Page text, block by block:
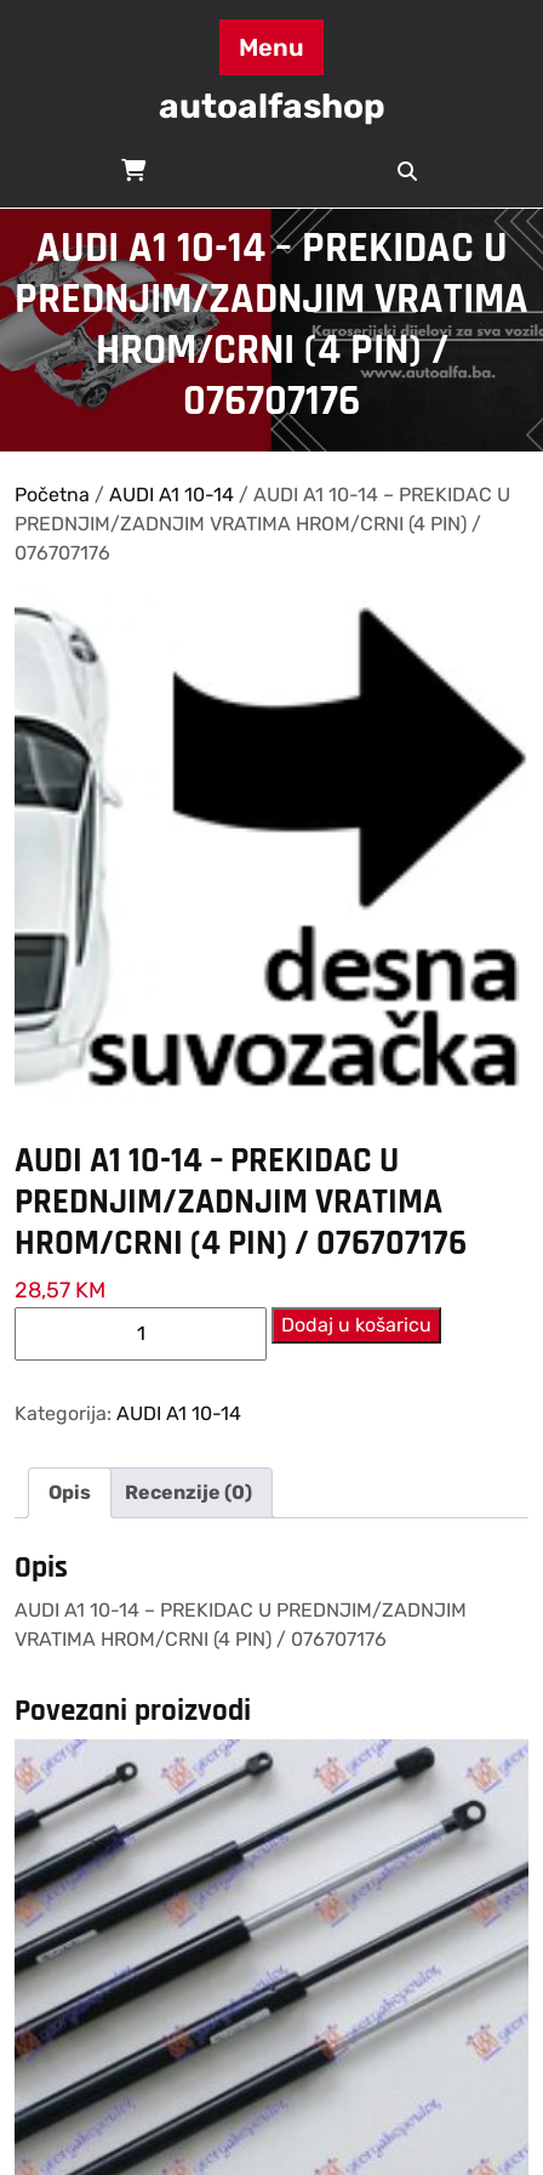
Menu
autoalfashop
AUDI A1 10-14 – PREKIDAC U
PREDNJIM/ZADNJIM VRATIMA
HROM/CRNI (4 PIN) /
076707176
Početna / AUDI A1 10-14 / AUDI A1 10-14 – PREKIDAC U
PREDNJIM/ZADNJIM VRATIMA HROM/CRNI (4 PIN) /
076707176
AUDI A1 10-14 – PREKIDAC U
PREDNJIM/ZADNJIM VRATIMA
HROM/CRNI (4 PIN) / 076707176
28,57 KM
14
PREKIDAC
PREDNJIM/ZADNJIM
VRATIMA
HROM/CRNI
(4
PIN)
076707176
količina
Dodaj u košaricu
Kategorija: AUDI A1 10-14
Opis Recenzije (0)
Opis
AUDI A1 10-14 – PREKIDAC U PREDNJIM/ZADNJIM
VRATIMA HROM/CRNI (4 PIN) / 076707176
Povezani proizvodi